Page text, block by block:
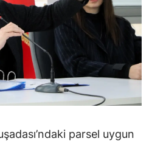
parsel uygun